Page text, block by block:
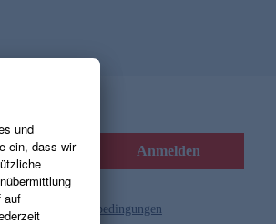
Anmelden
und die Gutscheinbedingungen